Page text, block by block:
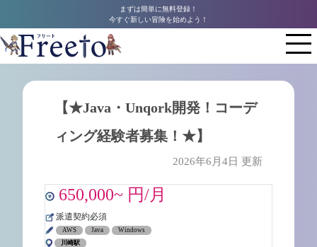
まずは簡単に無料登録！
今すぐ新しい冒険を始めよう！
【★Java・Unqork開発！コーデ
ィング経験者募集！★】
2026年6月4日 更新
650,000~ 円/月
派遣契約必須
AWS Java
Windows
川崎駅